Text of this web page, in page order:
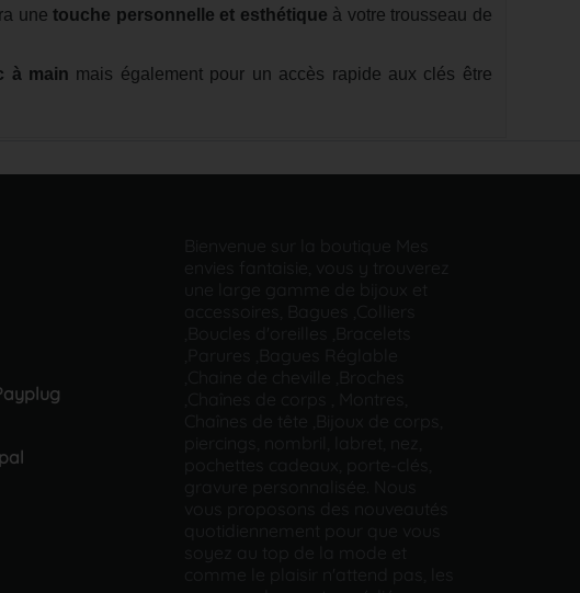
unetouche personnelle et esthétique à votre trousseau de
à main mais également pour un accès rapide aux clés être